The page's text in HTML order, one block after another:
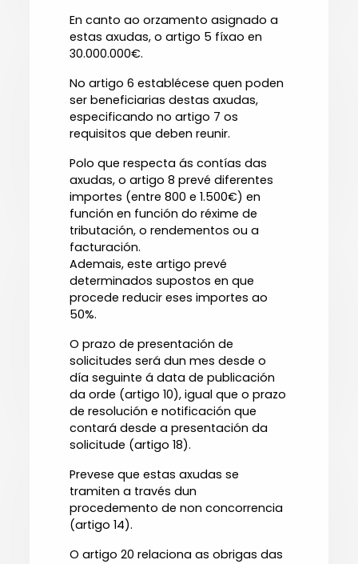
En canto ao orzamento asignado a
estas axudas, o artigo 5 fíxao en
30.000.000€.
No artigo 6 establécese quen poden
ser beneficiarias destas axudas,
especificando no artigo 7 os
requisitos que deben reunir.
Polo que respecta ás contías das
axudas, o artigo 8 prevé diferentes
importes (entre 800 e 1.500€) en
función en función do réxime de
tributación, o rendementos ou a
facturación.
Ademais, este artigo prevé
determinados supostos en que
procede reducir eses importes ao
50%.
O prazo de presentación de
solicitudes será dun mes desde o
día seguinte á data de publicación
da orde (artigo 10), igual que o prazo
de resolución e notificación que
contará desde a presentación da
solicitude (artigo 18).
Prevese que estas axudas se
tramiten a través dun
procedemento de non concorrencia
(artigo 14).
O artigo 20 relaciona as obrigas das